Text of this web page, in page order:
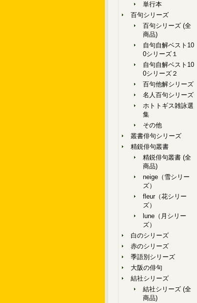
単行本
百句シリーズ
百句シリーズ (全
商品)
自句自解ベスト10
0シリーズ１
自句自解ベスト10
0シリーズ２
百句他解シリーズ
名人百句シリーズ
ホトトギス雑詠選
集
その他
叢書俳句シリーズ
精鋭俳句叢書
精鋭俳句叢書 (全
商品)
neige（雪シリー
ズ）
fleur（花シリー
ズ）
lune（月シリー
ズ）
白のシリーズ
赤のシリーズ
季語別シリーズ
大阪の俳句
結社シリーズ
結社シリーズ (全
商品)